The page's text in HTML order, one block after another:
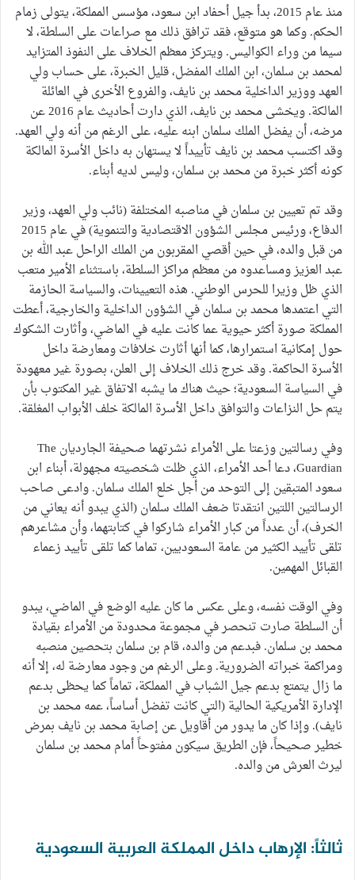
منذ عام 2015، بدأ جيل أحفاد ابن سعود، مؤسس المملكة، يتولى زمام
الحكم. وكما هو متوقع، فقد ترافق ذلك مع صراعات على السلطة، لا
سيما من وراء الكواليس. ويتركز معظم الخلاف على النفوذ المتزايد
لمحمد بن سلمان، ابن الملك المفضل، قليل الخبرة، على حساب ولي
العهد ووزير الداخلية محمد بن نايف، والفروع الأخرى في العائلة
المالكة. ويخشى محمد بن نايف، الذي دارت أحاديث عام 2016 عن
مرضه، أن يفضل الملك سلمان ابنه عليه، على الرغم من أنه ولي العهد.
وقد اكتسب محمد بن نايف تأييداً لا يستهان به داخل الأسرة المالكة
كونه أكثر خبرة من محمد بن سلمان، وليس لديه أبناء.
وقد تم تعيين بن سلمان في مناصبه المختلفة (نائب ولي العهد، وزير
الدفاع، ورئيس مجلس الشؤون الاقتصادية والتنموية) في عام 2015
من قبل والده، في حين أقصي المقربون من الملك الراحل عبد الله بن
عبد العزيز ومساعدوه من معظم مراكز السلطة، باستثناء الأمير متعب
الذي ظل وزيرا للحرس الوطني. هذه التعيينات، والسياسة الحازمة
التي اعتمدها محمد بن سلمان في الشؤون الداخلية والخارجية، أعطت
المملكة صورة أكثر حيوية عما كانت عليه في الماضي، وأثارت الشكوك
حول إمكانية استمرارها، كما أنها أثارت خلافات ومعارضة داخل
الأسرة الحاكمة. وقد خرج ذلك الخلاف إلى العلن، بصورة غير معهودة
في السياسة السعودية؛ حيث هناك ما يشبه الاتفاق غير المكتوب بأن
يتم حل النزاعات والتوافق داخل الأسرة المالكة خلف الأبواب المغلقة.
وفي رسالتين وزعتا على الأمراء نشرتهما صحيفة الجارديان The
Guardian، دعا أحد الأمراء، الذي ظلت شخصيته مجهولة، أبناء ابن
سعود المتبقين إلى التوحد من أجل خلع الملك سلمان. وادعى صاحب
الرسالتين اللتين انتقدتا ضعف الملك سلمان (الذي يبدو أنه يعاني من
الخرف)، أن عدداً من كبار الأمراء شاركوا في كتابتهما، وأن مشاعرهم
تلقى تأييد الكثير من عامة السعوديين، تماما كما تلقى تأييد زعماء
القبائل المهمين.
وفي الوقت نفسه، وعلى عكس ما كان عليه الوضع في الماضي، يبدو
أن السلطة صارت تنحصر في مجموعة محدودة من الأمراء بقيادة
محمد بن سلمان. فبدعم من والده، قام بن سلمان بتحصين منصبه
ومراكمة خبراته الضرورية. وعلى الرغم من وجود معارضة له، إلا أنه
ما زال يتمتع بدعم جيل الشباب في المملكة، تماماً كما يحظى بدعم
الإدارة الأمريكية الحالية (التي كانت تفضل أساساً، عمه محمد بن
نايف). وإذا كان ما يدور من أقاويل عن إصابة محمد بن نايف بمرض
خطير صحيحاً، فإن الطريق سيكون مفتوحاً أمام محمد بن سلمان
ليرث العرش من والده.
ثالثاً: الإرهاب داخل المملكة العربية السعودية